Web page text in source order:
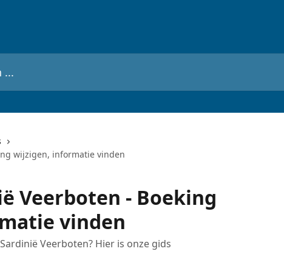
wijzigen, informatie vinden
Veerboten - Boeking
vinden
Veerboten? Hier is onze gids